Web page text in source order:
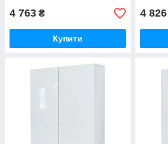
4 763 ₴
Купити
4 826